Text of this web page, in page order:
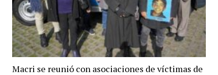
Macri se reunió con asociaciones de víctimas de